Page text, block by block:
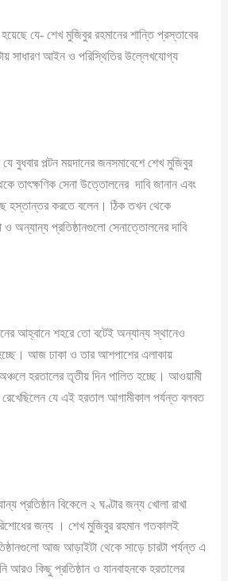
যে- শেখ মুজিবুর রহমানের শান্তি প্রস্তাবের
সাধারণ আইন ও পরিস্থিতির উল্লেখযোগ্য
বুধবার পল্টন ময়দানের জনসমাবেশে শেখ মুজিবুর
তাৎক্ষণিক সেনা উত্তোলনের দাবি জানান এবং
হস্তান্তর করতে বলেন। ঠিক তখন থেকে
অন্যান্য প্রতিষ্ঠানগুলো সেনাত্তোলনের দাবি
আহ্বানে শহরে তো বটেই অন্যান্য স্থানেও
হচ্ছে। আজ ঢাকা ও তার আশপাশের এলাকায়
হরতালের তৃতীয় দিন পালিত হচ্ছে। আওয়ামী
রেখেছিলেন যে এই হরতাল আগামীকাল পর্যন্ত বলবত
প্রতিষ্ঠান বিকেলে ২ ঘণ্টার জন্য খোলা রাখা
জন্য । শেখ মুজিবুর রহমান গতকালই
আজ আড়াইটা থেকে সাড়ে চারটা পর্যন্ত এ
আরও কিছু প্রতিষ্ঠান ও যানবাহনকে হরতালের